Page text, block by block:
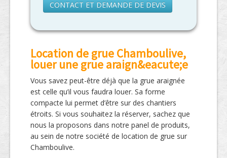
CONTACT ET DEMANDE DE DEVIS
Location de grue Chamboulive,
louer une grue araign&eacute;e
Vous savez peut-être déjà que la grue araignée
est celle qu’il vous faudra louer. Sa forme
compacte lui permet d’être sur des chantiers
étroits. Si vous souhaitez la réserver, sachez que
nous la proposons dans notre panel de produits,
au sein de notre société de location de grue sur
Chamboulive.